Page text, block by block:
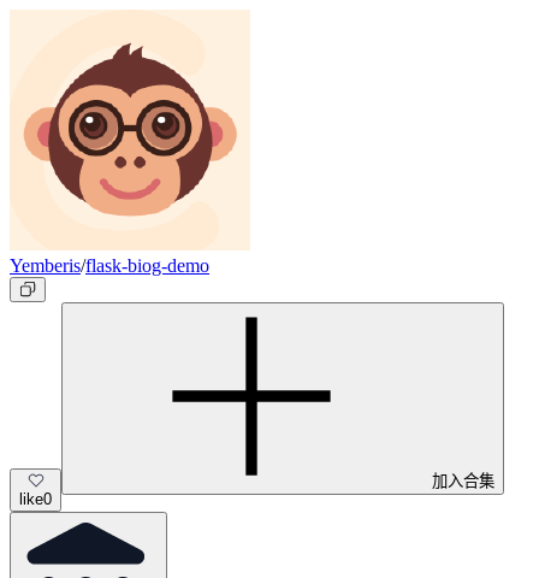
Yemberis/flask-biog-demo
like0
加入合集